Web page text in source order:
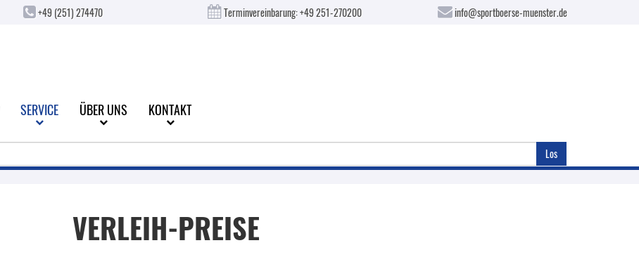
+49 (251) 274470 Terminvereinbarung:+49 251-270200 info@sportboerse-muenster.de
SERVICE ÜBER UNS KONTAKT
Los
VERLEIH-PREISE